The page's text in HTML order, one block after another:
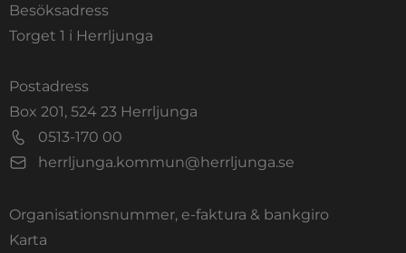
Besöksadress
Torget 1 i Herrljunga
Postadress
Box 201, 524 23 Herrljunga
0513-170 00
herrljunga.kommun@herrljunga.se
Organisationsnummer, e-faktura & bankgiro
Karta